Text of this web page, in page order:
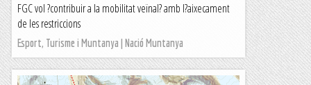
FGC vol ?contribuir a la mobilitat veïnal? amb l?aixecament
de les restriccions
Esport, Turisme i Muntanya | Nació Muntanya